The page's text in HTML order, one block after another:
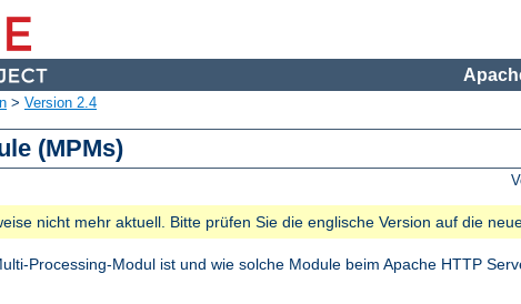
> Version 2.4
(MPMs)
nicht mehr aktuell. Bitte prüfen Sie die englische Version auf die
Processing-Modul ist und wie solche Module beim Apache HTTP